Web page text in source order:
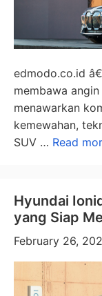
edmodo.co.id
membawa
menawarkan
kemewahan,
SUV … Read
Hyundai
yang Siap
February 26,